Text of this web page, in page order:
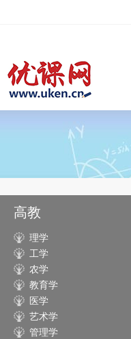
高教
理学
工学
农学
教育学
医学
艺术学
管理学